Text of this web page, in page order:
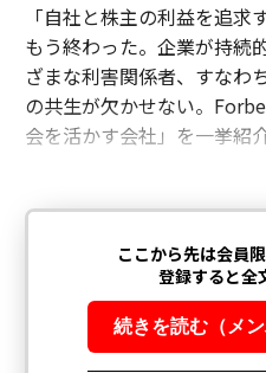
「自社と株主の利益を追
もう終わった。企業が持続
ざまな利害関係者、すなわ
の共生が欠かせない。
会を活かす会社」を一挙紹